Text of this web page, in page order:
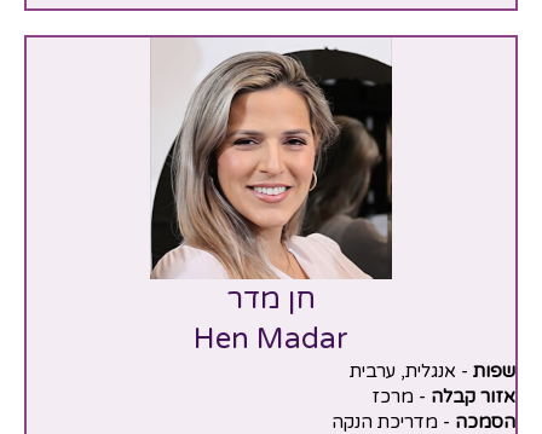
חן מדר
Hen Madar
שפות - אנגלית, ערבית
אזור קבלה - מרכז
הסמכה - מדריכת הנקה